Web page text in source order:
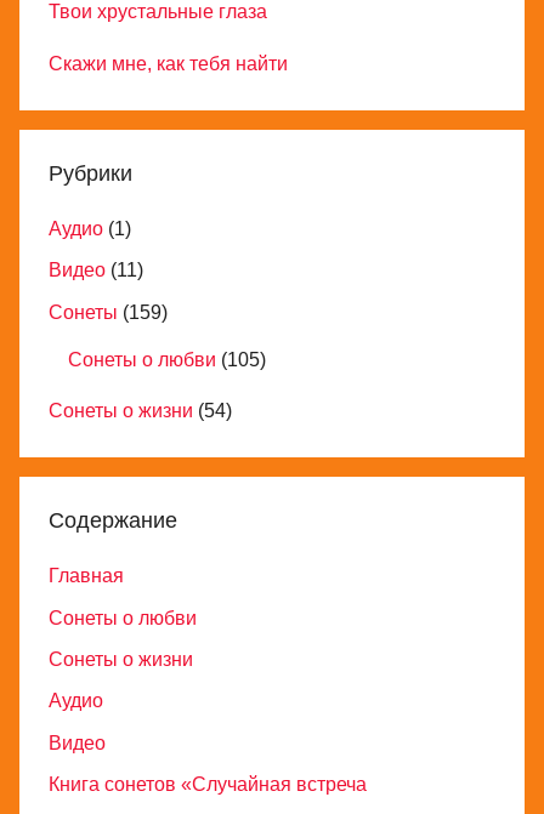
Твои хрустальные глаза
Скажи мне, как тебя найти
Рубрики
Аудио (1)
Видео (11)
Сонеты (159)
Сонеты о любви (105)
Сонеты о жизни (54)
Содержание
Главная
Сонеты о любви
Сонеты о жизни
Аудио
Видео
Книга сонетов «Случайная встреча